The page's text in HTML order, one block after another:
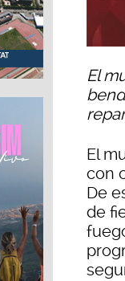
El
El
con
De
de